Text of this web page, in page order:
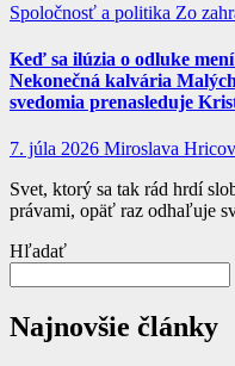
Spoločnosť a politika Zo
Keď sa ilúzia o odluke
Nekonečná kalvária
svedomia prenasleduje
7. júla 2026 Miroslava
Svet, ktorý sa tak rád hrdí
právami, opäť raz odhaľuje
Hľadať
Najnovšie články